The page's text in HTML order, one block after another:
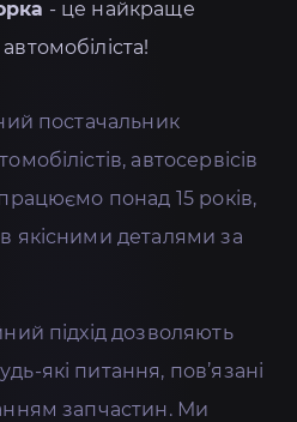
- це найкраще
постачальник
автосервісів
понад 15 років,
якісними деталями за
підхід дозволяють
які питання, пов’язані
запчастин. Ми